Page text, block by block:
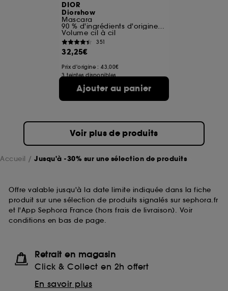
DIOR
Diorshow
Mascara
90 % d'ingrédients d'origine naturelle
Volume cil à cil
351
32,25€
Prix d'origine : 43,00€
3 teintes disponibles
Ajouter au panier
Voir plus de produits
Accueil Jusqu'à -30% sur une sélection de produits
Offre valable jusqu'à la date limite indiquée dans la fiche
produit sur une sélection de produits signalés sur sephora.fr
et l'App Sephora France (hors frais de livraison). Voir
conditions en bas de page.
Retrait en magasin
Click & Collect en 2h offert
En savoir plus